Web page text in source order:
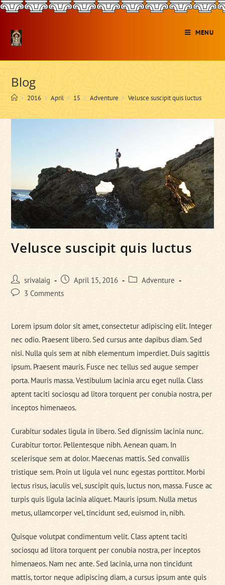
Skip
content
MENU
Blog
> 2016 > April > 15 > Adventure > Velusce suscipit quis luctus
Velusce suscipit quis luctus
Post
author:
srivalaig
Post
published:
April 15, 2016
Post Adventure
Post 3 Comments
Lorem ipsum dolor sit amet, consectetur adipiscing elit. Integer
nec odio. Praesent libero. Sed cursus ante dapibus diam. Sed
nisi. Nulla quis sem at nibh elementum imperdiet. Duis sagittis
ipsum. Praesent mauris. Fusce nec tellus sed augue semper
porta. Mauris massa. Vestibulum lacinia arcu eget nulla. Class
aptent taciti sociosqu ad litora torquent per conubia nostra, per
inceptos himenaeos.
Curabitur sodales ligula in libero. Sed dignissim lacinia nunc.
Curabitur tortor. Pellentesque nibh. Aenean quam. In
scelerisque sem at dolor. Maecenas mattis. Sed convallis
tristique sem. Proin ut ligula vel nunc egestas porttitor. Morbi
lectus risus, iaculis vel, suscipit quis, luctus non, massa. Fusce ac
turpis quis ligula lacinia aliquet. Mauris ipsum. Nulla metus
metus, ullamcorper vel, tincidunt sed, euismod in, nibh.
Quisque volutpat condimentum velit. Class aptent taciti
sociosqu ad litora torquent per conubia nostra, per inceptos
himenaeos. Nam nec ante. Sed lacinia, urna non tincidunt
mattis, tortor neque adipiscing diam, a cursus ipsum ante quis